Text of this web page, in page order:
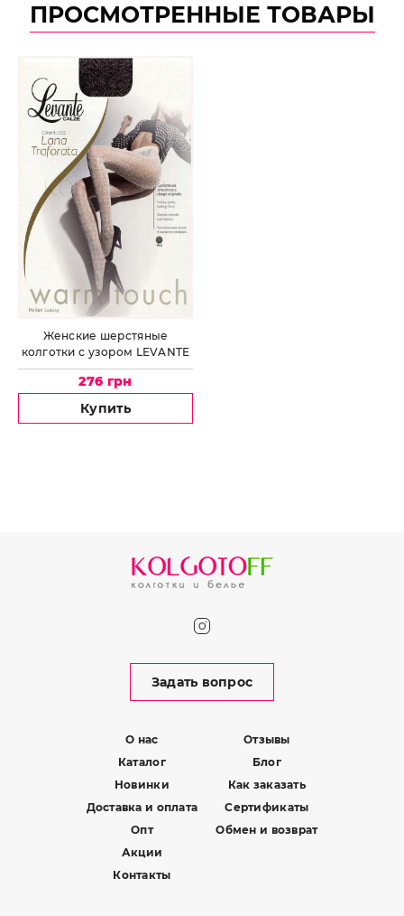
ПРОСМОТРЕННЫЕ ТОВАРЫ
Женские шерстяные
колготки с узором LEVANTE
Lana Traforata Collant LT01
276 грн
Купить
Задать вопрос
О нас
Каталог
Новинки
Доставка и оплата
Опт
Акции
Контакты
Отзывы
Блог
Как заказать
Сертификаты
Обмен и возврат